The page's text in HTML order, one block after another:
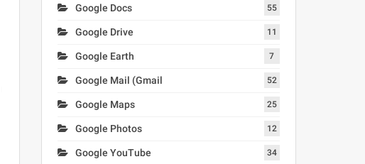
Google Docs 55
Google Drive 11
Google Earth 7
Google Mail (Gmail 52
Google Maps 25
Google Photos 12
Google YouTube 34